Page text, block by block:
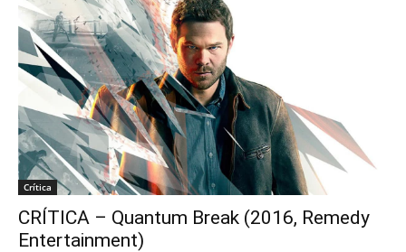
Crítica
CRÍTICA – Quantum Break (2016, Remedy
Entertainment)